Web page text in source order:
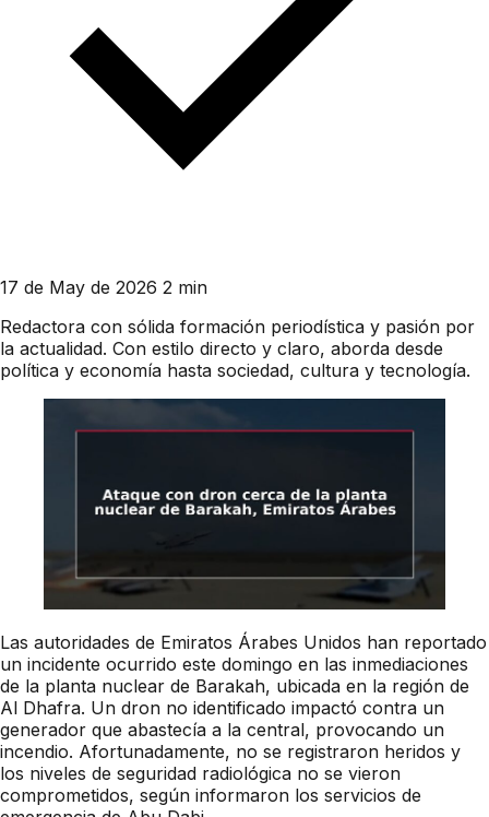
17 de May de 2026 2 min
Redactora con sólida formación periodística y pasión por
la actualidad. Con estilo directo y claro, aborda desde
política y economía hasta sociedad, cultura y tecnología.
Las autoridades de Emiratos Árabes Unidos han reportado
un incidente ocurrido este domingo en las inmediaciones
de la planta nuclear de Barakah, ubicada en la región de
Al Dhafra. Un dron no identificado impactó contra un
generador que abastecía a la central, provocando un
incendio. Afortunadamente, no se registraron heridos y
los niveles de seguridad radiológica no se vieron
comprometidos, según informaron los servicios de